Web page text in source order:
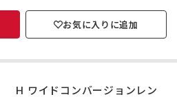
お気に入りに追加
ワイドコンバージョンレン